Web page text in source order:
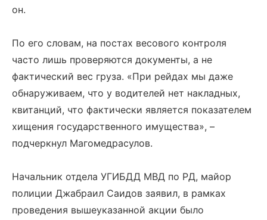
он.
По его словам, на постах весового контроля
часто лишь проверяются документы, а не
фактический вес груза. «При рейдах мы даже
обнаруживаем, что у водителей нет накладных,
квитанций, что фактически является показателем
хищения государственного имущества», –
подчеркнул Магомедрасулов.
Начальник отдела УГИБДД МВД по РД, майор
полиции Джабраил Саидов заявил, в рамках
проведения вышеуказанной акции было